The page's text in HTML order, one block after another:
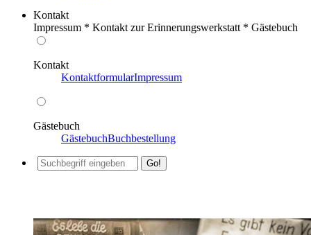
Kontakt
Impressum * Kontakt zur Erinnerungswerkstatt * Gästebuch
Kontakt
KontaktformularImpressum
Gästebuch
GästebuchBuchbestellung